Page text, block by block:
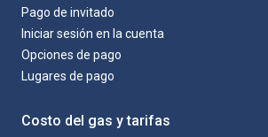
Pago de invitado
Iniciar sesión en la cuenta
Opciones de pago
Lugares de pago
Costo del gas y tarifas